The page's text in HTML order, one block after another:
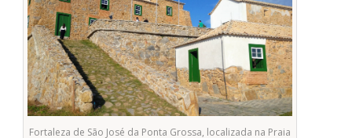
Fortaleza de São José da Ponta Grossa, localizada na Praia